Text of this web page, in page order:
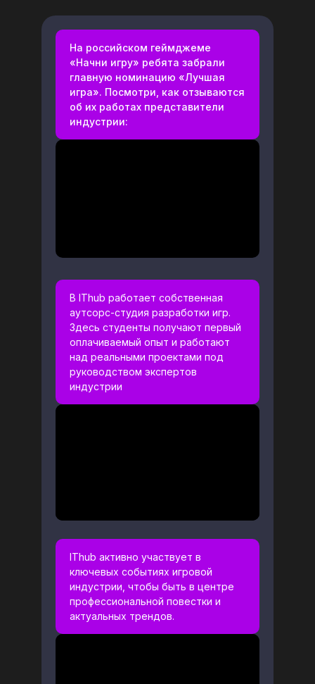
На российском геймджеме
«Начни игру» ребята забрали
главную номинацию «Лучшая
игра». Посмотри, как отзываются
об их работах представители
индустрии:
В IThub работает собственная
аутсорс-студия разработки игр.
Здесь студенты получают первый
оплачиваемый опыт и работают
над реальными проектами под
руководством экспертов
индустрии
IThub активно участвует в
ключевых событиях игровой
индустрии, чтобы быть в центре
профессиональной повестки и
актуальных трендов.